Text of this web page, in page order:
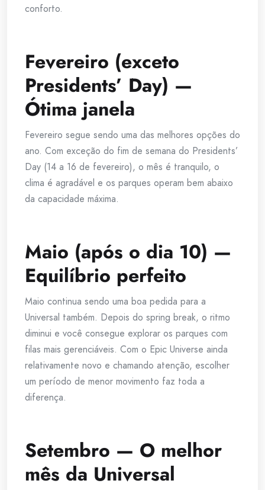
conforto.
Fevereiro (exceto
Presidents’ Day) —
Ótima janela
Fevereiro segue sendo uma das melhores opções do
ano. Com exceção do fim de semana do Presidents’
Day (14 a 16 de fevereiro), o mês é tranquilo, o
clima é agradável e os parques operam bem abaixo
da capacidade máxima.
Maio (após o dia 10) —
Equilíbrio perfeito
Maio continua sendo uma boa pedida para a
Universal também. Depois do spring break, o ritmo
diminui e você consegue explorar os parques com
filas mais gerenciáveis. Com o Epic Universe ainda
relativamente novo e chamando atenção, escolher
um período de menor movimento faz toda a
diferença.
Setembro — O melhor
mês da Universal